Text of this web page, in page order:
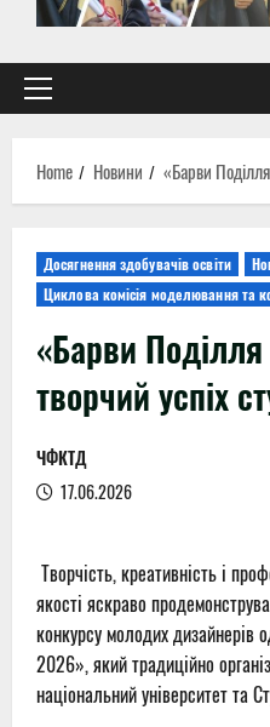
Primary
Home
Новини «Барви
Досягнення здобувачів освіти
Циклова комісія моделювання та
«Барви
творчий успіх
ЧФКТД
17.06.2026
Творчість, креативність і
якості яскраво
конкурсу молодих
2026», який традиційно
національний університет та